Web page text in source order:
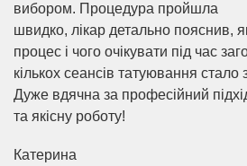
вибором. Процедура пройшла
швидко, лікар детально пояснив,
процес і чого очікувати під час
кількох сеансів татуювання стало
Дуже вдячна за професійний
та якісну роботу!
Катерина